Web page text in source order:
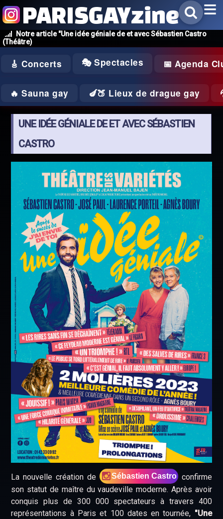
Notre article "Une idée géniale de et avec Sébastien Castro
(Théâtre)
PARISGAYzine
🎸 Concerts 🎭 Spectacles 📅 Agenda
🔥 Sauna gay 🍆🍑 Lieux de drague gay
UNE IDÉE GÉNIALE DE ET AVEC SÉBASTIEN
CASTRO
La nouvelle création de Sébastien Castroconfirme
son statut de maître du vaudeville moderne. Après avoir
conquis plus de 300 000 spectateurs à travers 400
représentations à Paris et 100 dates en tournée, "Une